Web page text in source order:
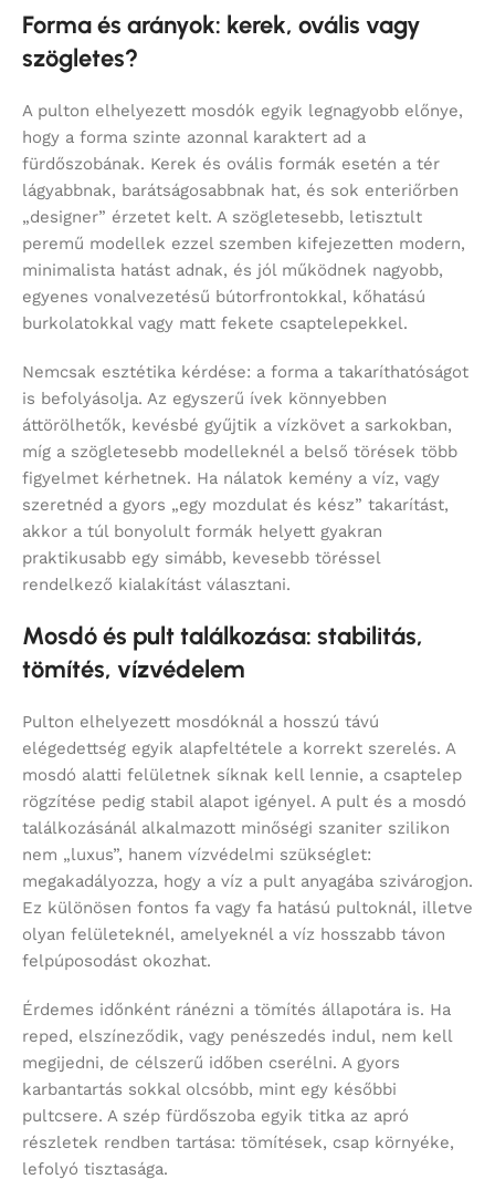
Forma és arányok: kerek, ovális vagy
szögletes?
A pulton elhelyezett mosdók egyik legnagyobb előnye,
hogy a forma szinte azonnal karaktert ad a
fürdőszobának. Kerek és ovális formák esetén a tér
lágyabbnak, barátságosabbnak hat, és sok enteriőrben
„designer” érzetet kelt. A szögletesebb, letisztult
peremű modellek ezzel szemben kifejezetten modern,
minimalista hatást adnak, és jól működnek nagyobb,
egyenes vonalvezetésű bútorfrontokkal, kőhatású
burkolatokkal vagy matt fekete csaptelepekkel.
Nemcsak esztétika kérdése: a forma a takaríthatóságot
is befolyásolja. Az egyszerű ívek könnyebben
áttörölhetők, kevésbé gyűjtik a vízkövet a sarkokban,
míg a szögletesebb modelleknél a belső törések több
figyelmet kérhetnek. Ha nálatok kemény a víz, vagy
szeretnéd a gyors „egy mozdulat és kész” takarítást,
akkor a túl bonyolult formák helyett gyakran
praktikusabb egy simább, kevesebb töréssel
rendelkező kialakítást választani.
Mosdó és pult találkozása: stabilitás,
tömítés, vízvédelem
Pulton elhelyezett mosdóknál a hosszú távú
elégedettség egyik alapfeltétele a korrekt szerelés. A
mosdó alatti felületnek síknak kell lennie, a csaptelep
rögzítése pedig stabil alapot igényel. A pult és a mosdó
találkozásánál alkalmazott minőségi szaniter szilikon
nem „luxus”, hanem vízvédelmi szükséglet:
megakadályozza, hogy a víz a pult anyagába szivárogjon.
Ez különösen fontos fa vagy fa hatású pultoknál, illetve
olyan felületeknél, amelyeknél a víz hosszabb távon
felpúposodást okozhat.
Érdemes időnként ránézni a tömítés állapotára is. Ha
reped, elszíneződik, vagy penészedés indul, nem kell
megijedni, de célszerű időben cserélni. A gyors
karbantartás sokkal olcsóbb, mint egy későbbi
pultcsere. A szép fürdőszoba egyik titka az apró
részletek rendben tartása: tömítések, csap környéke,
lefolyó tisztasága.